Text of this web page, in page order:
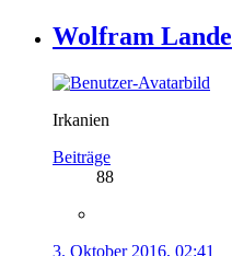
Wolfram Lande
Irkanien
Beiträge
88
3. Oktober 2016, 02:41